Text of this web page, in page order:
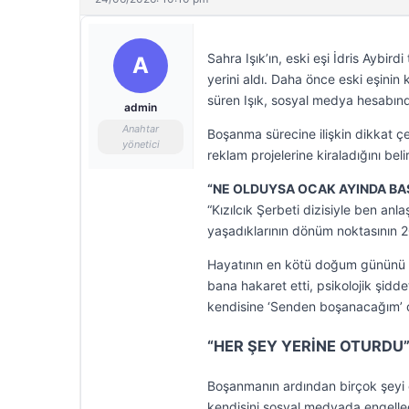
A
admin
Anahtar
yönetici
Sahra Işık’ın, eski eşi İdris
yerini aldı. Daha önce eski eşinin
süren Işık, sosyal medya
Boşanma sürecine ilişkin dikkat
reklam projelerine kiraladığını
“NE OLDUYSA OCAK AYINDA
“Kızılcık Şerbeti dizisiyle ben
yaşadıklarının dönüm
Hayatının en kötü doğum gününü
bana hakaret etti, psikolojik
kendisine ‘Senden
“HER ŞEY YERİNE OTURDU”
Boşanmanın ardından birçok